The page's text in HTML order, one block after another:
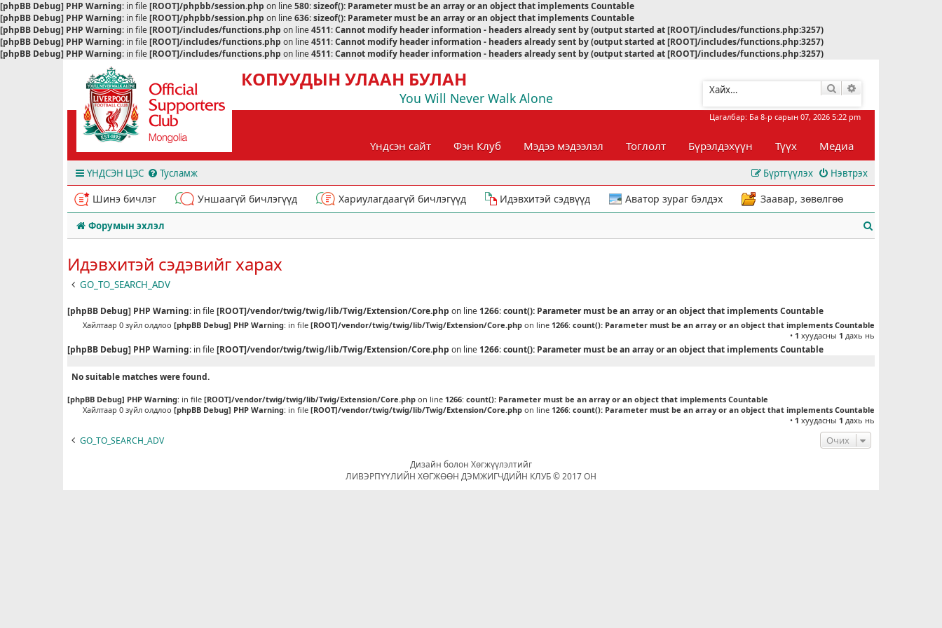
[phpBB Debug] PHP Warning: in file[ROOT]/phpbb/session.php on line580:sizeof(): Parameter must be an array or an object that implements Countable
[phpBB Debug] PHP Warning: in file[ROOT]/phpbb/session.php on line636:sizeof(): Parameter must be an array or an object that implements Countable
[phpBB Debug] PHP Warning: in file[ROOT]/includes/functions.php on line4511:Cannot modify header information - headers already sent by (output started at [ROOT]/includes/functions.php:3257)
[phpBB Debug] PHP Warning: in file[ROOT]/includes/functions.php on line4511:Cannot modify header information - headers already sent by (output started at [ROOT]/includes/functions.php:3257)
[phpBB Debug] PHP Warning: in file[ROOT]/includes/functions.php on line4511:Cannot modify header information - headers already sent by (output started at [ROOT]/includes/functions.php:3257)
КОПУУДЫН УЛААН БУЛАН
You Will Never Walk Alone
Хайлт
Цагалбар: Ба 8-р сарын 07, 2026 5:22 pm
Үндсэн сайт Фэн Клуб Мэдээ мэдээлэл Тоглолт Бүрэлдэхүүн Түүх Медиа
ҮНДСЭН ЦЭС Тусламж Нэвтрэх
Бүртгүүлэх
Шинэ бичлэг Уншаагүй бичлэгүүд Хариулагдаагүй бичлэгүүд Идэвхитэй сэдвүүд Аватор зураг бэлдэх Заавар, зөвөлгөө
Форумын эхлэл
Идэвхитэй сэдэвийг харах
GO_TO_SEARCH_ADV
[phpBB Debug] PHP Warning: in file[ROOT]/vendor/twig/twig/lib/Twig/Extension/Core.php on line 1266:count(): Parameter must be an array or an object that implements Countable
Хайлтаар 0 зүйл олдлоо [phpBB Debug] PHP Warning: in file [ROOT]/vendor/twig/twig/lib/Twig/Extension/Core.php on line 1266: count(): Parameter must be an array or an object that implements Countable
• 1 хуудасны 1 дахь нь
[phpBB Debug] PHP Warning: in file[ROOT]/vendor/twig/twig/lib/Twig/Extension/Core.php on line 1266:count(): Parameter must be an array or an object that implements Countable
No suitable matches were found.
[phpBB Debug] PHP Warning: in file [ROOT]/vendor/twig/twig/lib/Twig/Extension/Core.php on line 1266: count(): Parameter must be an array or an object that implements Countable
Хайлтаар 0 зүйл олдлоо [phpBB Debug] PHP Warning: in file [ROOT]/vendor/twig/twig/lib/Twig/Extension/Core.php on line 1266: count(): Parameter must be an array or an object that implements Countable
• 1 хуудасны 1 дахь нь
GO_TO_SEARCH_ADV Очих
Дизайн болон Хөгжүүлэлтийг
ЛИВЭРПҮҮЛИЙН ХӨГЖӨӨН ДЭМЖИГЧДИЙН КЛУБ © 2017 ОН